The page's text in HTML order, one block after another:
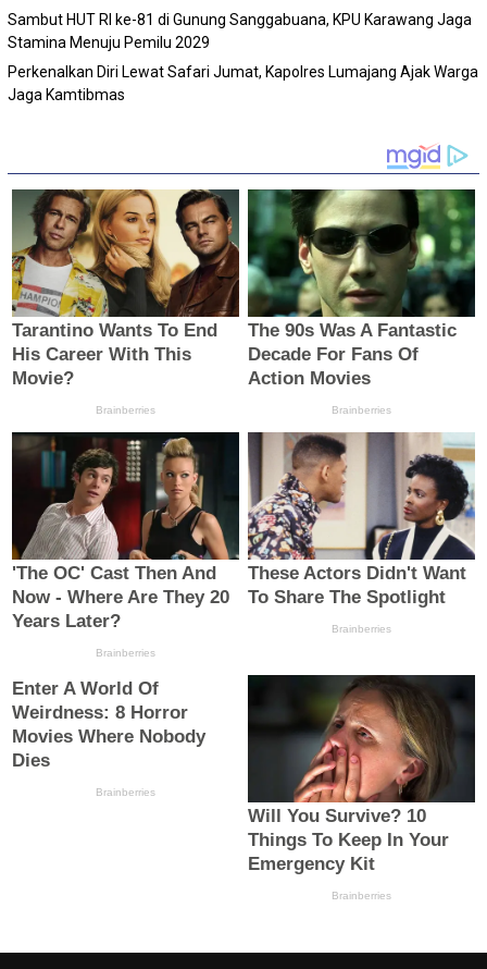
Sambut HUT RI ke-81 di Gunung Sanggabuana, KPU Karawang Jaga
Stamina Menuju Pemilu 2029
Perkenalkan Diri Lewat Safari Jumat, Kapolres Lumajang Ajak Warga
Jaga Kamtibmas